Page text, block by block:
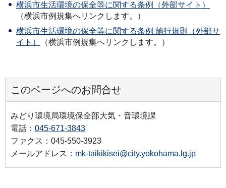
横浜市生活環境の保全等に関する条例（外部サイト）
（横浜市例規集へリンクします。）
横浜市生活環境の保全等に関する条例 施行規則（外部サ
イト）
（横浜市例規集へリンクします。）
このページへのお問合せ
みどり環境局環境保全部大気・音環境課
電話： 045-671-3843
ファクス：045-550-3923
メールアドレス： mk-taikikisei@city.yokohama.lg.jp